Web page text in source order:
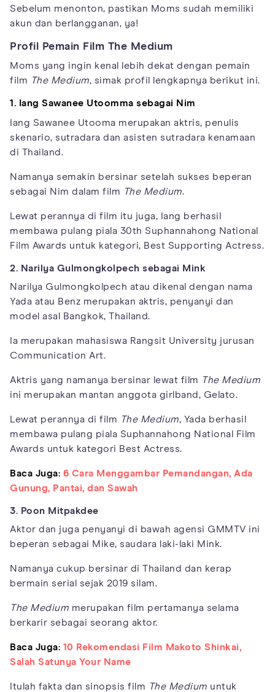
Sebelum menonton, pastikan Moms sudah memiliki
akun dan berlangganan, ya!
Profil Pemain Film The Medium
Moms yang ingin kenal lebih dekat dengan pemain
film The Medium, simak profil lengkapnya berikut ini.
1. Iang Sawanee Utoomma sebagai Nim
Iang Sawanee Utooma merupakan aktris, penulis
skenario, sutradara dan asisten sutradara kenamaan
di Thailand.
Namanya semakin bersinar setelah sukses beperan
sebagai Nim dalam film The Medium.
Lewat perannya di film itu juga, Iang berhasil
membawa pulang piala 30th Suphannahong National
Film Awards untuk kategori, Best Supporting Actress.
2. Narilya Gulmongkolpech sebagai Mink
Narilya Gulmongkolpech atau dikenal dengan nama
Yada atau Benz merupakan aktris, penyanyi dan
model asal Bangkok, Thailand.
Ia merupakan mahasiswa Rangsit University jurusan
Communication Art.
Aktris yang namanya bersinar lewat film The Medium
ini merupakan mantan anggota girlband, Gelato.
Lewat perannya di film The Medium, Yada berhasil
membawa pulang piala Suphannahong National Film
Awards untuk kategori Best Actress.
Baca Juga: 6 Cara Menggambar Pemandangan, Ada
Gunung, Pantai, dan Sawah
3. Poon Mitpakdee
Aktor dan juga penyanyi di bawah agensi GMMTV ini
beperan sebagai Mike, saudara laki-laki Mink.
Namanya cukup bersinar di Thailand dan kerap
bermain serial sejak 2019 silam.
The Medium merupakan film pertamanya selama
berkarir sebagai seorang aktor.
Baca Juga: 10 Rekomendasi Film Makoto Shinkai,
Salah Satunya Your Name
Itulah fakta dan sinopsis film The Medium untuk